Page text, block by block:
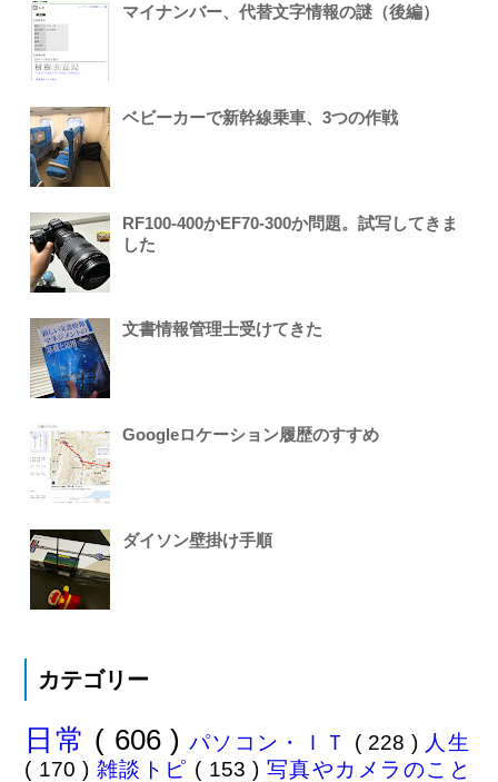
マイナンバー、代替文字情報の謎（後編）
ベビーカーで新幹線乗車、3つの作戦
RF100-400かEF70-300か問題。試写してきま
した
文書情報管理士受けてきた
Googleロケーション履歴のすすめ
ダイソン壁掛け手順
カテゴリー
日常 ( 606 )パソコン・ＩＴ ( 228 ) 人生
( 170 ) 雑談トピ ( 153 ) 写真やカメラのこと